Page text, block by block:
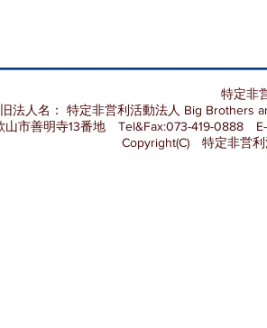
特定非
旧法人名： 特定非営利活動法人 Big Brothers
市善明寺13番地 Tel&Fax:073-419-0888 E-
Copyright(C) 特定非営